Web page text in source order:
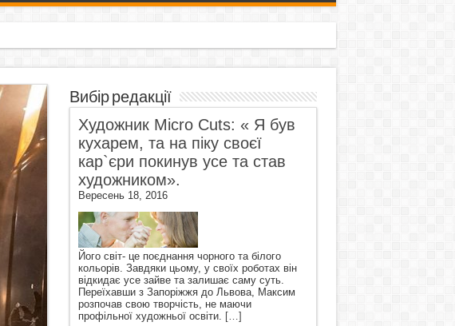
Вибір редакції
Художник Micro Cuts: « Я був
кухарем, та на піку своєї
кар`єри покинув усе та став
художником».
Вересень 18, 2016
Його світ- це поєднання чорного та білого
кольорів. Завдяки цьому, у своїх роботах він
відкидає усе зайве та залишає саму суть.
Переїхавши з Запоріжжя до Львова, Максим
розпочав свою творчість, не маючи
профільної художньої освіти. […]